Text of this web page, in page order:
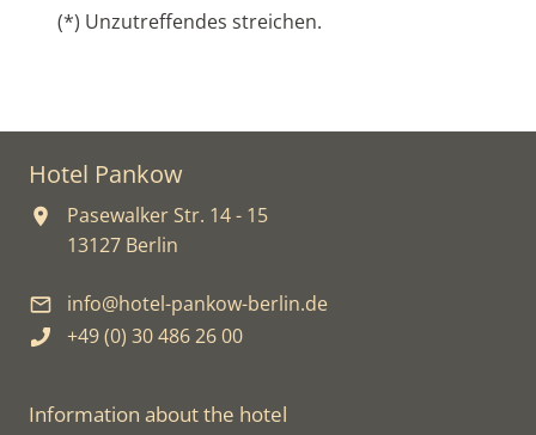
(*) Unzutreffendes streichen.
Hotel Pankow
Pasewalker Str. 14 - 15
13127 Berlin
info@hotel-pankow-berlin.de
+49 (0) 30 486 26 00
Information about the hotel